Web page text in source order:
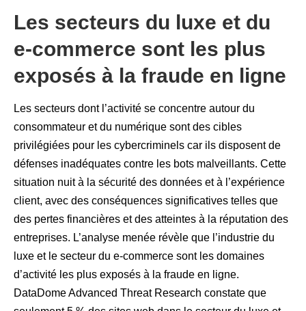
Les secteurs du luxe et du
e-commerce sont les plus
exposés à la fraude en ligne
Les secteurs dont l’activité se concentre autour du
consommateur et du numérique sont des cibles
privilégiées pour les cybercriminels car ils disposent de
défenses inadéquates contre les bots malveillants. Cette
situation nuit à la sécurité des données et à l’expérience
client, avec des conséquences significatives telles que
des pertes financières et des atteintes à la réputation des
entreprises. L’analyse menée révèle que l’industrie du
luxe et le secteur du e-commerce sont les domaines
d’activité les plus exposés à la fraude en ligne.
DataDome Advanced Threat Research constate que